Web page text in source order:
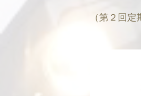
（第２回